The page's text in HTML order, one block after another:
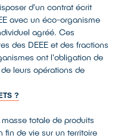
d'un contrat écrit
avec un éco-organisme
agréé. Ces
des DEEE et des fractions
ont l'obligation de
leurs opérations de
?
totale de produits
fin de vie sur un territoire